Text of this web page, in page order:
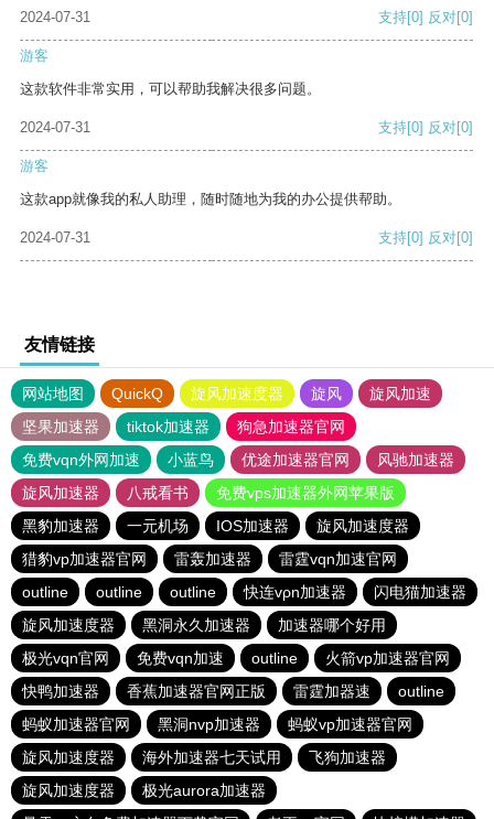
2024-07-31 支持[0] 反对[0]
游客
这款软件非常实用，可以帮助我解决很多问题。
2024-07-31 支持[0] 反对[0]
游客
这款app就像我的私人助理，随时随地为我的办公提供帮助。
2024-07-31 支持[0] 反对[0]
友情链接
网站地图 QuickQ 旋风加速度器 旋风
旋风加速
坚果加速器
tiktok加速器
狗急加速器官网
免费vqn外网加速
小蓝鸟 优途加速器官网
风驰加速器
旋风加速器
八戒看书
免费vps加速器外网苹果版
黑豹加速器
一元机场 IOS加速器
旋风加速度器
猎豹vp加速器官网
雷轰加速器
雷霆vqn加速官网
outline
outline outline 快连vρn加速器
闪电猫加速器
旋风加速度器
黑洞永久加速器
加速器哪个好用
极光vqn官网
免费vqn加速 outline
火箭vp加速器官网
快鸭加速器
香蕉加速器官网正版 雷霆加器速
outline
蚂蚁加速器官网
黑洞nvp加速器
蚂蚁vp加速器官网
旋风加速度器
海外加速器七天试用
飞狗加速器
旋风加速度器
极光aurora加速器